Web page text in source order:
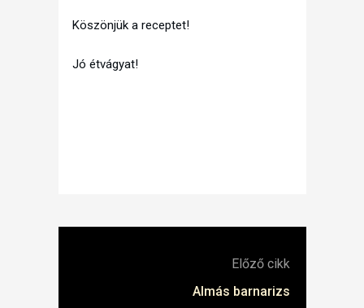
Köszönjük a receptet!
Jó étvágyat!
Előző cikk
Almás barnarizs